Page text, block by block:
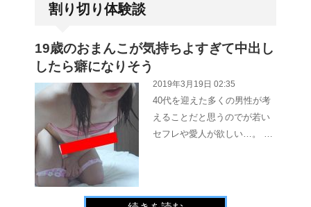
割り切り体験談
19歳のおまんこが気持ちよすぎて中出し
したら癖になりそう
2019年3月19日 02:35
40代を迎えた多くの男性が考
えることだと思うのでが若い
セフレや愛人が欲しい…。 …